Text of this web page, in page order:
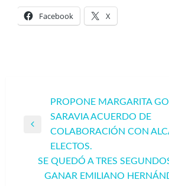
Facebook X
Navegación
de
entradas
Entrada
anterior
PROPONE MARGARITA
SARAVIA ACUERDO DE
COLABORACIÓN CON
ELECTOS.
Entrada
SE QUEDÓ A TRES
GANAR EMILIANO